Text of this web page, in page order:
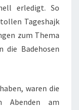
erledigt. So
Tageshajk
zum Thema
die Badehosen
waren die
Abenden am